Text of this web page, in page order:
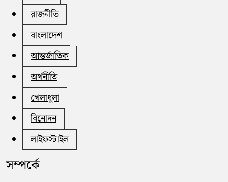
রাজনীতি
বাংলাদেশ
আন্তর্জাতিক
অর্থনীতি
খেলাধুলা
বিনোদন
লাইফস্টাইল
সম্পর্কে